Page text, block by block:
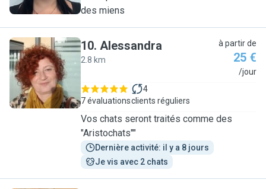
des miens
A
10. Alessandra
2.8 km
à partir de
25 €
/jour
7 évaluations
4
clients réguliers
Vos chats seront traités comme des
"Aristochats""
Dernière activité: il y a 8 jours
Je vis avec 2 chats